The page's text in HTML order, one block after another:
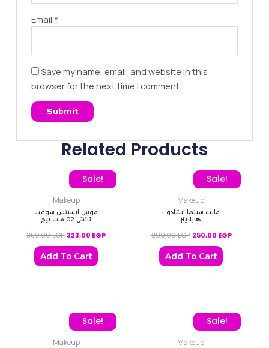
Email *
Save my name, email, and website in this
browser for the next time I comment.
Related Products
Sale!
Makeup
موس ايسينس سوفت
تاتش 02 مات بيج
350,00EGP
Original price was: 350,00 EGP.
323,00 EGP
Current price is: 323,00 EGP.
Add To Cart
Sale!
Makeup
مايت سينما ايشادو +
هايلايتر
280,00EGP
Original price was:
250,00 EGP
Current
Add To Cart
Sale!
Makeup
Original price was: 300,00 EGP.
Current price is: 275,00 EGP. Sale!
Makeup
Original price was:
Current